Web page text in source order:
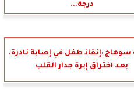
درجة...
سوهاج :إنقاذ طفل في إصابة نادرة.
بعد اختراق إبرة جدار القلب